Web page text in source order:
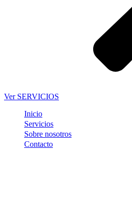
Ver SERVICIOS
Inicio
Servicios
Sobre nosotros
Contacto